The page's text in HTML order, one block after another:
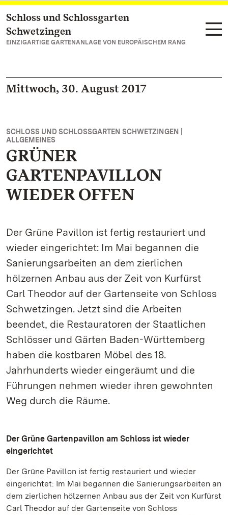
Zum Hauptinhalt springen
Schloss und Schlossgarten
Schwetzingen
EINZIGARTIGE GARTENANLAGE VON EUROPÄISCHEM RANG
Mittwoch, 30. August 2017
SCHLOSS UND SCHLOSSGARTEN SCHWETZINGEN |
ALLGEMEINES
GRÜNER
GARTENPAVILLON
WIEDER OFFEN
Der Grüne Pavillon ist fertig restauriert und
wieder eingerichtet: Im Mai begannen die
Sanierungsarbeiten an dem zierlichen
hölzernen Anbau aus der Zeit von Kurfürst
Carl Theodor auf der Gartenseite von Schloss
Schwetzingen. Jetzt sind die Arbeiten
beendet, die Restauratoren der Staatlichen
Schlösser und Gärten Baden-Württemberg
haben die kostbaren Möbel des 18.
Jahrhunderts wieder eingeräumt und die
Führungen nehmen wieder ihren gewohnten
Weg durch die Räume.
Der Grüne Gartenpavillon am Schloss ist wieder
eingerichtet
Der Grüne Pavillon ist fertig restauriert und wieder
eingerichtet: Im Mai begannen die Sanierungsarbeiten an
dem zierlichen hölzernen Anbau aus der Zeit von Kurfürst
Carl Theodor auf der Gartenseite von Schloss